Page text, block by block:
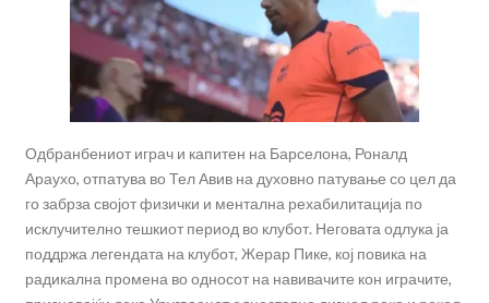
Одбранбениот играч и капитен на Барселона, Роналд
Араухо, отпатува во Тел Авив на духовно патување со цел да
го забрза својот физички и ментална рехабилитација по
исклучително тешкиот период во клубот. Неговата одлука ја
поддржа легендата на клубот, Жерар Пике, кој повика на
радикална промена во односот на навивачите кон играчите,